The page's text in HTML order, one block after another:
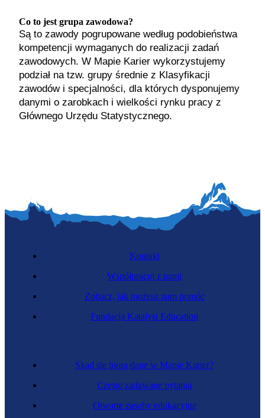
Co to jest grupa zawodowa?
Są to zawody pogrupowane według podobieństwa
kompetencji wymaganych do realizacji zadań
zawodowych. W Mapie Karier wykorzystujemy
podział na tzw. grupy średnie z Klasyfikacji
zawodów i specjalności, dla których dysponujemy
danymi o zarobkach i wielkości rynku pracy z
Głównego Urzędu Statystycznego.
Skąd się biorą dane w Mapie Karier?
Często zadawane pytania
Otwarte zasoby edukacyjne
Kontakt
Współpracuj z nami
Zobacz, jak możesz nam pomóc
Fundacja Katalyst Education